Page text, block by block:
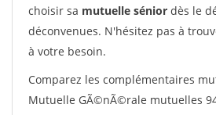
choisir sa mutuelle sénior dès le
déconvenues. N'hésitez pas à
à votre besoin.
Comparez les complémentaires
Mutuelle GÃ©nÃ©rale mutuelles